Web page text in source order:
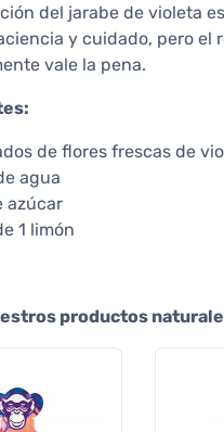
del jarabe de violeta
y cuidado, pero el
vale la pena.
de flores frescas de
agua
azúcar
1 limón
productos